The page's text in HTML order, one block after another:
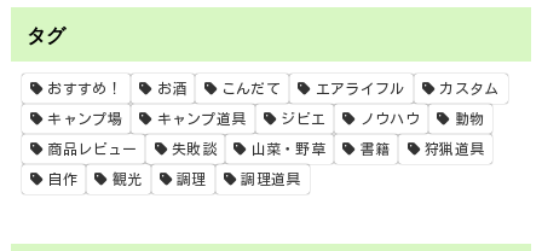
タグ
おすすめ！ お酒 こんだて エアライフル カスタム
キャンプ場 キャンプ道具 ジビエ ノウハウ 動物
商品レビュー 失敗談 山菜・野草 書籍 狩猟道具
自作 観光 調理 調理道具